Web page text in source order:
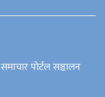
पोर्टल सञ्चालन